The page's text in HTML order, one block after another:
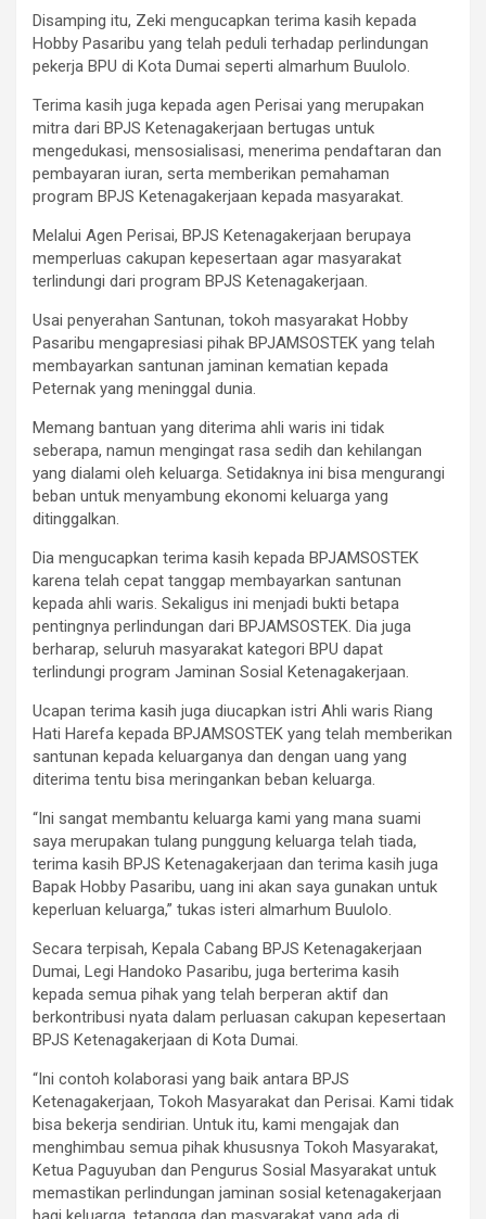
Disamping itu, Zeki mengucapkan terima kasih kepada
Hobby Pasaribu yang telah peduli terhadap perlindungan
pekerja BPU di Kota Dumai seperti almarhum Buulolo.
Terima kasih juga kepada agen Perisai yang merupakan
mitra dari BPJS Ketenagakerjaan bertugas untuk
mengedukasi, mensosialisasi, menerima pendaftaran dan
pembayaran iuran, serta memberikan pemahaman
program BPJS Ketenagakerjaan kepada masyarakat.
Melalui Agen Perisai, BPJS Ketenagakerjaan berupaya
memperluas cakupan kepesertaan agar masyarakat
terlindungi dari program BPJS Ketenagakerjaan.
Usai penyerahan Santunan, tokoh masyarakat Hobby
Pasaribu mengapresiasi pihak BPJAMSOSTEK yang telah
membayarkan santunan jaminan kematian kepada
Peternak yang meninggal dunia.
Memang bantuan yang diterima ahli waris ini tidak
seberapa, namun mengingat rasa sedih dan kehilangan
yang dialami oleh keluarga. Setidaknya ini bisa mengurangi
beban untuk menyambung ekonomi keluarga yang
ditinggalkan.
Dia mengucapkan terima kasih kepada BPJAMSOSTEK
karena telah cepat tanggap membayarkan santunan
kepada ahli waris. Sekaligus ini menjadi bukti betapa
pentingnya perlindungan dari BPJAMSOSTEK. Dia juga
berharap, seluruh masyarakat kategori BPU dapat
terlindungi program Jaminan Sosial Ketenagakerjaan.
Ucapan terima kasih juga diucapkan istri Ahli waris Riang
Hati Harefa kepada BPJAMSOSTEK yang telah memberikan
santunan kepada keluarganya dan dengan uang yang
diterima tentu bisa meringankan beban keluarga.
“Ini sangat membantu keluarga kami yang mana suami
saya merupakan tulang punggung keluarga telah tiada,
terima kasih BPJS Ketenagakerjaan dan terima kasih juga
Bapak Hobby Pasaribu, uang ini akan saya gunakan untuk
keperluan keluarga,” tukas isteri almarhum Buulolo.
Secara terpisah, Kepala Cabang BPJS Ketenagakerjaan
Dumai, Legi Handoko Pasaribu, juga berterima kasih
kepada semua pihak yang telah berperan aktif dan
berkontribusi nyata dalam perluasan cakupan kepesertaan
BPJS Ketenagakerjaan di Kota Dumai.
“Ini contoh kolaborasi yang baik antara BPJS
Ketenagakerjaan, Tokoh Masyarakat dan Perisai. Kami tidak
bisa bekerja sendirian. Untuk itu, kami mengajak dan
menghimbau semua pihak khususnya Tokoh Masyarakat,
Ketua Paguyuban dan Pengurus Sosial Masyarakat untuk
memastikan perlindungan jaminan sosial ketenagakerjaan